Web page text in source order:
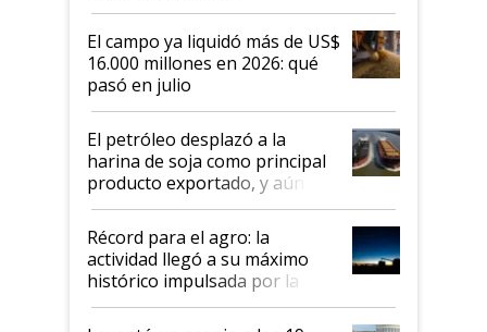
El campo ya liquidó más de US$
16.000 millones en 2026: qué
pasó en julio
El petróleo desplazó a la
harina de soja como principal
producto exportado, y aún así
el agro aportó casi seis de cada
diez dólares y sostuvo el
liderazgo en un semestre
récord
Récord para el agro: la
actividad llegó a su máximo
histórico impulsada por la
cosecha y las exportaciones